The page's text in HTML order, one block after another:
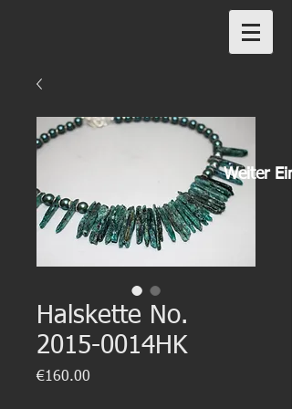
Halskette No.
2015-0014HK
€160.00
Weiter